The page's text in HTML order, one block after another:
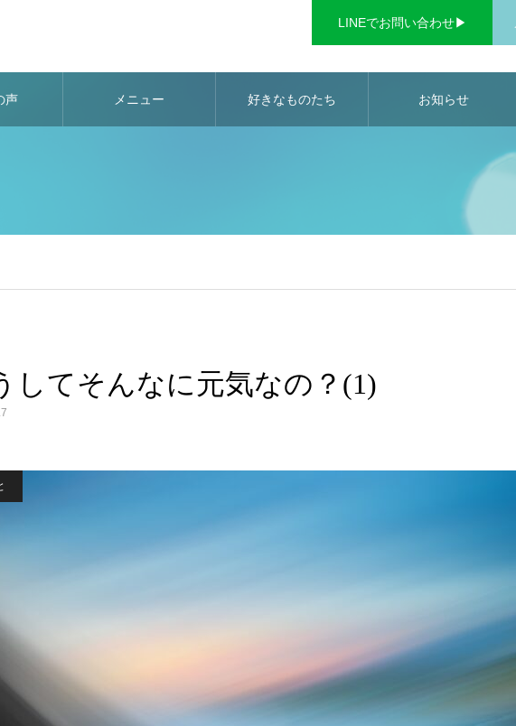
LINEでお問い合わせ▶︎
声 メニュー 好きなものたち お知らせ
してそんなに元気なの？(1)